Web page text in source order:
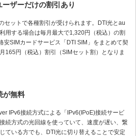
ザーだけの割引あり
セットで各種割引が受けられます。DTI光とau
用する場合は毎月最大で1,320円（税込）の割
安SIMカードサービス「DTI SIM」をまとめて契
165円（税込）割引（SIMセット割）となりま
が無料
IPv6接続方式による「IPv6(IPoE)接続サービ
続方式の光回線を使っていて、速度が遅い、繋
ている方でも、DTI光に切り替えることで安定